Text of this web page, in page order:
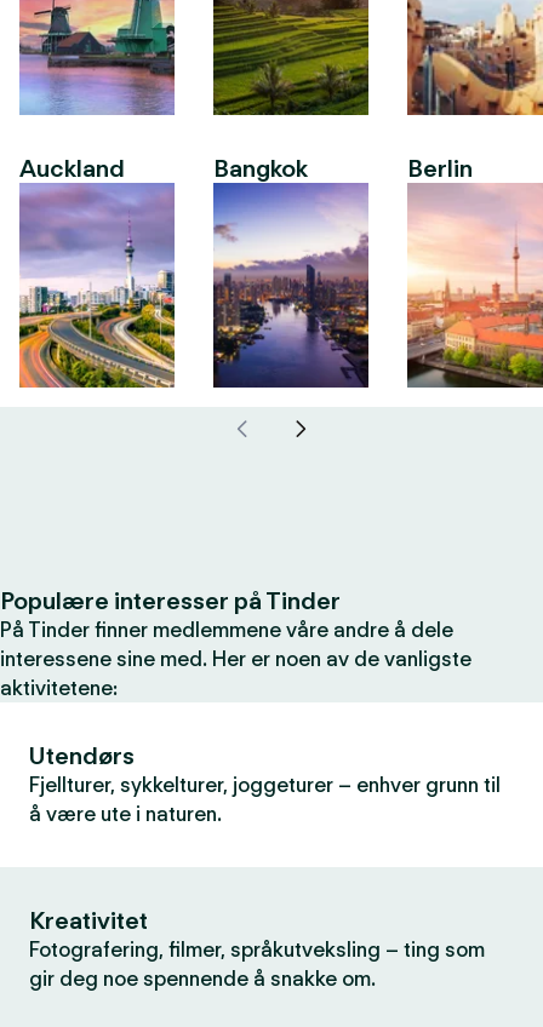
Auckland Bangkok Berlin
Populære interesser på Tinder
På Tinder finner medlemmene våre andre å dele
interessene sine med. Her er noen av de vanligste
aktivitetene:
Utendørs
Fjellturer, sykkelturer, joggeturer – enhver grunn til
å være ute i naturen.
Kreativitet
Fotografering, filmer, språkutveksling – ting som
gir deg noe spennende å snakke om.